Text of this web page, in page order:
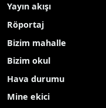
Yayın akışı
Röportaj
Bizim mahalle
Bizim okul
Hava durumu
Mine ekici